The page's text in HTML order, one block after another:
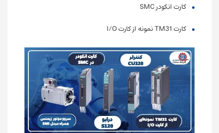
کارت انکودر SMC
کارت TM31 نمونه از کارت I/O